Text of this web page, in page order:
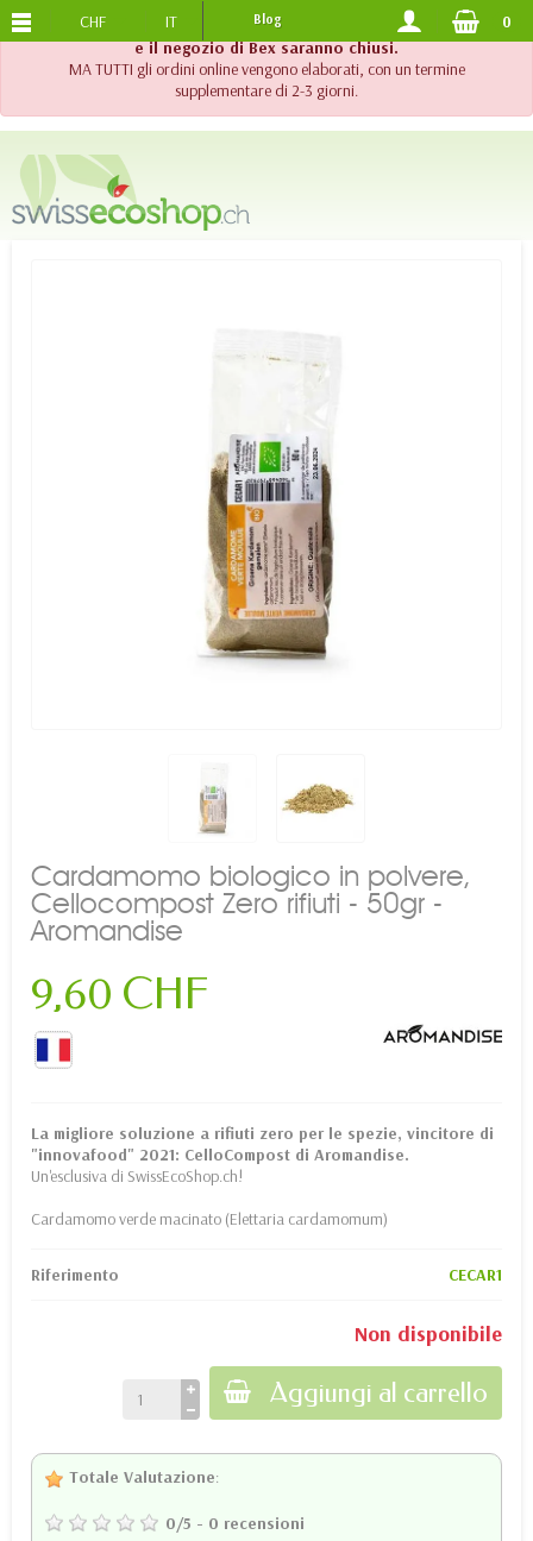
!! Importante !! Fino al 20 agosto 2026, l'assistenza telefonica
e il negozio di Bex saranno chiusi.
MA TUTTI gli ordini online vengono elaborati, con un termine
supplementare di 2-3 giorni.
SPEDIZIONE GRATUITADA 120.-
CHF IT Blog 0
Cardamomo biologico in polvere,
Cellocompost Zero rifiuti - 50gr -
Aromandise
9,60 CHF
La migliore soluzione a rifiuti zero per le spezie, vincitore di
"innovafood" 2021: CelloCompost di Aromandise.
Un'esclusiva di SwissEcoShop.ch!
Cardamomo verde macinato (Elettaria cardamomum)
Riferimento CECAR1
Non disponibile
Aggiungi al carrello
Totale Valutazione:
0/5 - 0 recensioni